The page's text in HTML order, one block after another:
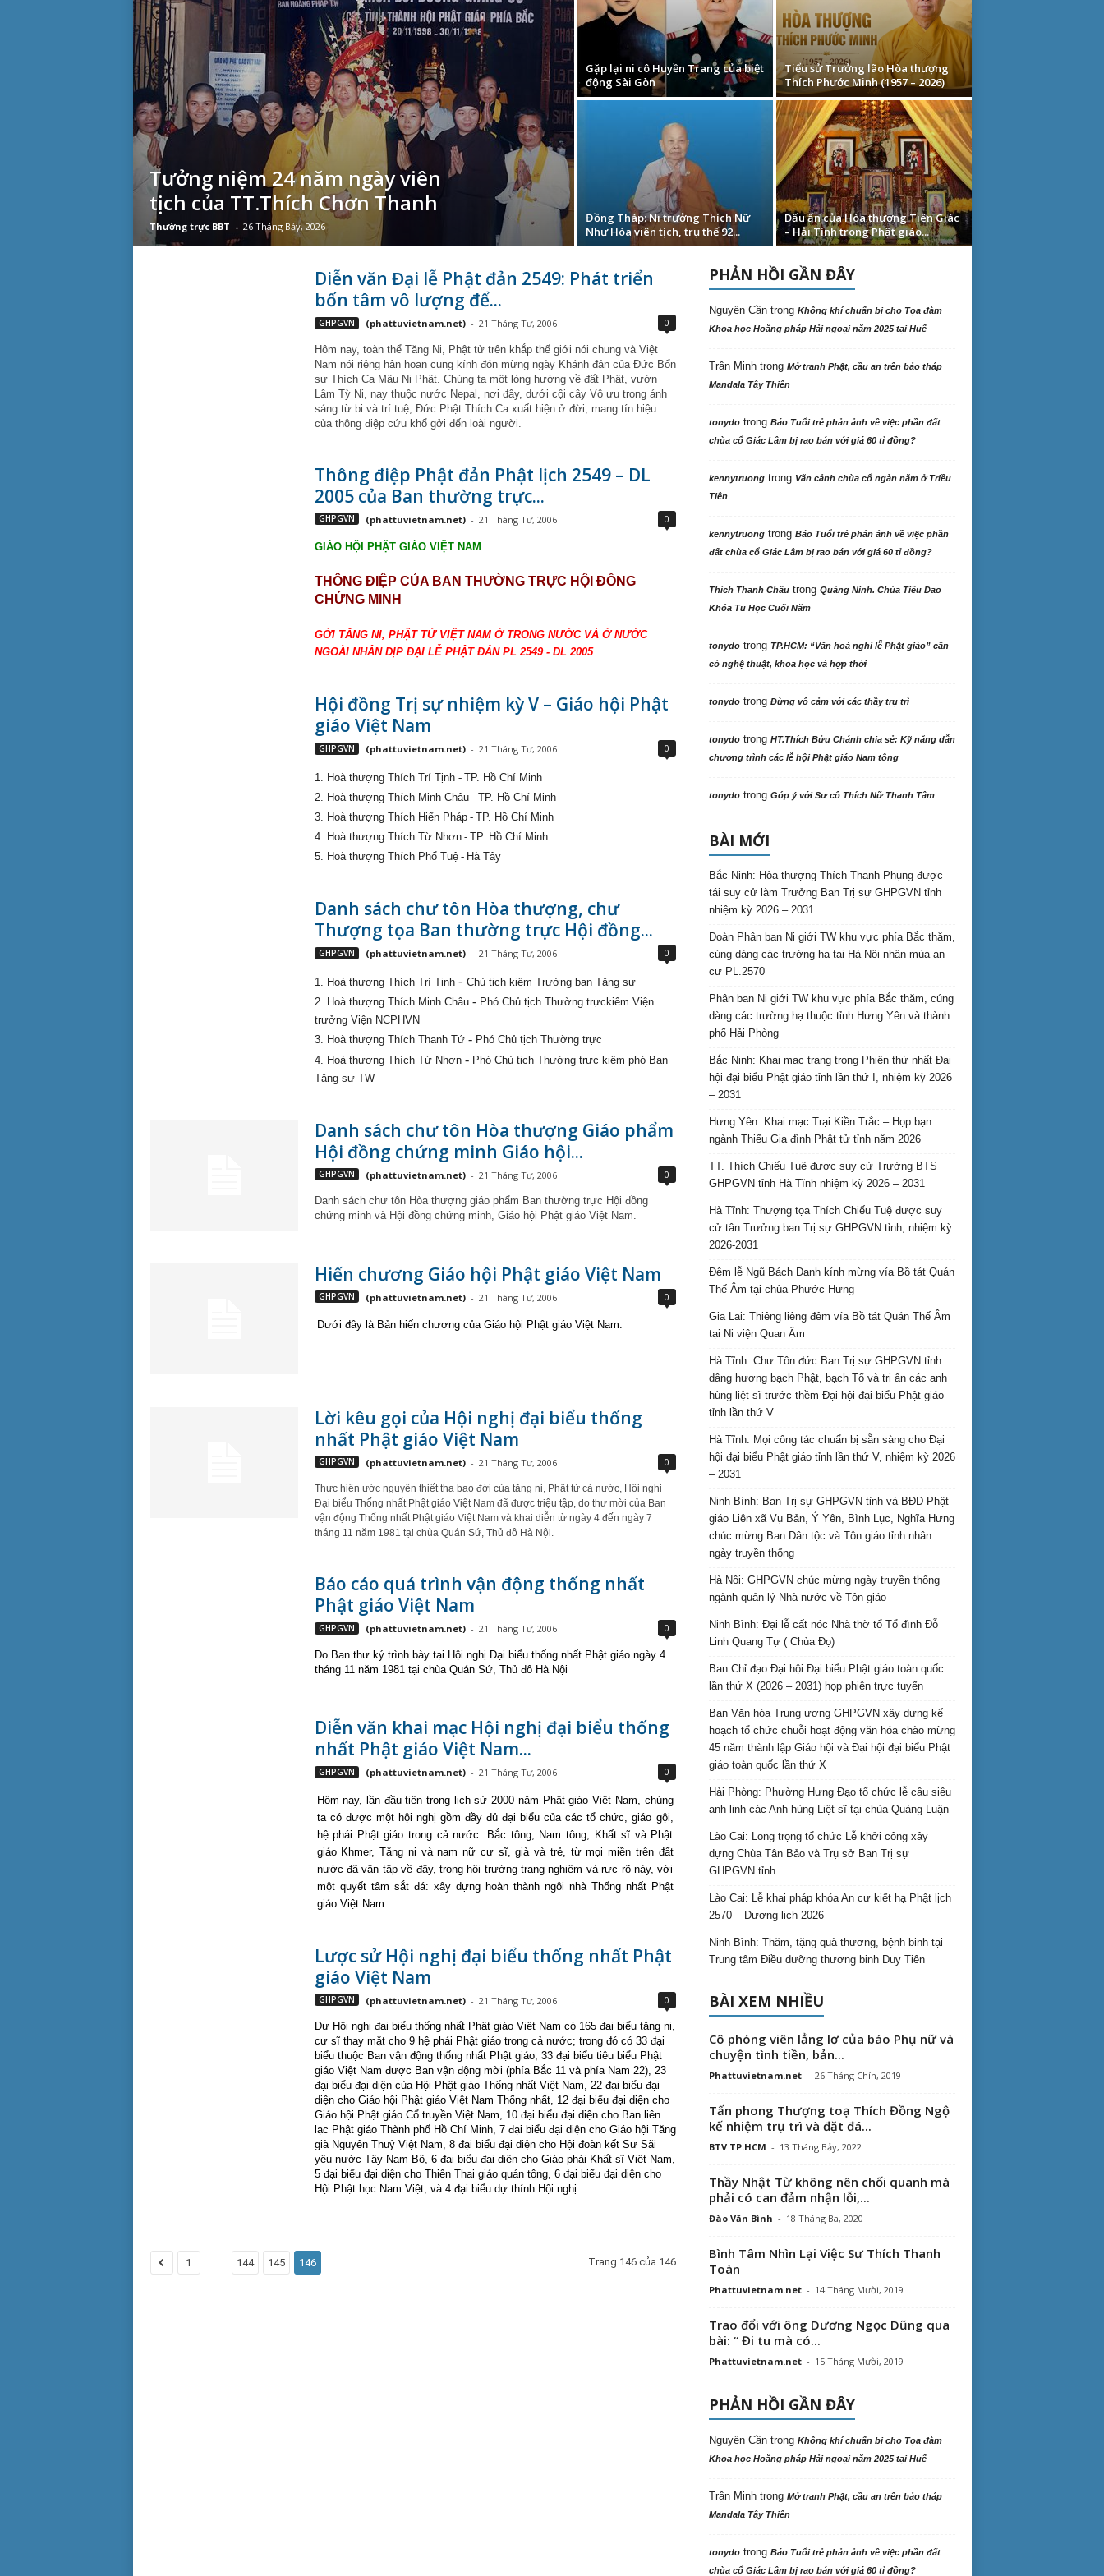
Tưởng niệm 24 năm ngày viên
tịch của TT.Thích Chơn Thanh
Thường trực BBT - 26 Tháng Bảy, 2026
Gặp lại ni cô Huyền Trang của biệt
động Sài Gòn
Tiểu sử Trưởng lão Hòa thượng
Thích Phước Minh (1957 – 2026)
Đồng Tháp: Ni trưởng Thích Nữ
Như Hòa viên tịch, trụ thế 92...
Dấu ấn của Hòa thượng Tiên Giác
– Hải Tịnh trong Phật giáo...
Diễn văn Đại lễ Phật đản 2549: Phát triển
bốn tâm vô lượng để...
GHPGVN (phattuvietnam.net) - 21 Tháng Tư, 2006 0
Hôm nay, toàn thể Tăng Ni, Phật tử trên khắp thế giới nói chung và Việt
Nam nói riêng hân hoan cung kính đón mừng ngày Khánh đản của Đức Bổn
sư Thích Ca Mâu Ni Phật. Chúng ta một lòng hướng về đất Phật, vườn
Lâm Tỳ Ni, nay thuộc nước Nepal, nơi đây, dưới cội cây Vô ưu trong ánh
sáng từ bi và trí tuệ, Đức Phật Thích Ca xuất hiện ở đời, mang tín hiệu
của thông điệp cứu khổ gởi đến loài người.
Thông điệp Phật đản Phật lịch 2549 – DL
2005 của Ban thường trực...
GHPGVN (phattuvietnam.net) - 21 Tháng Tư, 2006 0
GIÁO HỘI PHẬT GIÁO VIỆT NAM
THÔNG ĐIỆP CỦA BAN THƯỜNG TRỰC HỘI ĐỒNG
CHỨNG MINH
GỞI TĂNG NI, PHẬT TỬ VIỆT NAM Ở TRONG NƯỚC VÀ Ở NƯỚC
NGOÀI NHÂN DỊP ĐẠI LỄ PHẬT ĐẢN PL 2549 - DL 2005
Hội đồng Trị sự nhiệm kỳ V – Giáo hội Phật
giáo Việt Nam
GHPGVN (phattuvietnam.net) - 21 Tháng Tư, 2006 0
1. Hoà thượng Thích Trí Tịnh - TP. Hồ Chí Minh
2. Hoà thượng Thích Minh Châu - TP. Hồ Chí Minh
3. Hoà thượng Thích Hiển Pháp- TP. Hồ Chí Minh
4. Hoà thượng Thích Từ Nhơn- TP. Hồ Chí Minh
5. Hoà thượng Thích Phổ Tuệ- Hà Tây
Danh sách chư tôn Hòa thượng, chư
Thượng tọa Ban thường trực Hội đồng...
GHPGVN (phattuvietnam.net) - 21 Tháng Tư, 2006 0
1. Hoà thượng Thích Trí Tịnh- Chủ tịch kiêm Trưởng ban Tăng sự
2. Hoà thượng Thích Minh Châu - Phó Chủ tịch Thường trựckiêm Viện
trưởng Viện NCPHVN
3. Hoà thượng Thích Thanh Tứ- Phó Chủ tịch Thường trực
4. Hoà thượng Thích Từ Nhơn- Phó Chủ tịch Thường trực kiêm phó Ban
Tăng sự TW
Danh sách chư tôn Hòa thượng Giáo phẩm
Hội đồng chứng minh Giáo hội...
GHPGVN (phattuvietnam.net) - 21 Tháng Tư, 2006 0
Danh sách chư tôn Hòa thượng giáo phẩm Ban thường trực Hội đồng
chứng minh và Hội đồng chứng minh, Giáo hội Phật giáo Việt Nam.
Hiến chương Giáo hội Phật giáo Việt Nam
GHPGVN (phattuvietnam.net) - 21 Tháng Tư, 2006 0
Dưới đây là Bản hiến chương của Giáo hội Phật giáo Việt Nam.
Lời kêu gọi của Hội nghị đại biểu thống
nhất Phật giáo Việt Nam
GHPGVN (phattuvietnam.net) - 21 Tháng Tư, 2006 0
Thực hiện ước nguyện thiết tha bao đời của tăng ni, Phật tử cả nước, Hội nghị
Đại biểu Thống nhất Phật giáo Việt Nam đã được triệu tập, do thư mời của Ban
vận động Thống nhất Phật giáo Việt Nam và khai diễn từ ngày 4 đến ngày 7
tháng 11 năm 1981 tại chùa Quán Sứ, Thủ đô Hà Nội.
Báo cáo quá trình vận động thống nhất
Phật giáo Việt Nam
GHPGVN (phattuvietnam.net) - 21 Tháng Tư, 2006 0
Do Ban thư ký trình bày tại Hội nghị Đại biểu thống nhất Phật giáo ngày 4
tháng 11 năm 1981 tại chùa Quán Sứ, Thủ đô Hà Nội
Diễn văn khai mạc Hội nghị đại biểu thống
nhất Phật giáo Việt Nam...
GHPGVN (phattuvietnam.net) - 21 Tháng Tư, 2006 0
Hôm nay, lần đầu tiên trong lịch sử 2000 năm Phật giáo Việt Nam, chúng
ta có được một hội nghị gồm đầy đủ đại biểu của các tổ chức, giáo gội,
hệ phái Phật giáo trong cả nước: Bắc tông, Nam tông, Khất sĩ và Phật
giáo Khmer, Tăng ni và nam nữ cư sĩ, già và trẻ, từ mọi miền trên đất
nước đã vân tập về đây, trong hội trường trang nghiêm và rực rõ này, với
một quyết tâm sắt đá: xây dựng hoàn thành ngôi nhà Thống nhất Phật
giáo Việt Nam.
Lược sử Hội nghị đại biểu thống nhất Phật
giáo Việt Nam
GHPGVN (phattuvietnam.net) - 21 Tháng Tư, 2006 0
Dự Hội nghị đại biểu thống nhất Phật giáo Việt Nam có 165 đại biểu tăng ni,
cư sĩ thay mặt cho 9 hệ phái Phật giáo trong cả nước; trong đó có 33 đại
biểu thuộc Ban vận động thống nhất Phật giáo, 33 đại biểu tiêu biểu Phật
giáo Việt Nam được Ban vận động mời (phía Bắc 11 và phía Nam 22), 23
đại biểu đại diện của Hội Phật giáo Thống nhất Việt Nam, 22 đại biểu đại
diện cho Giáo hội Phật giáo Việt Nam Thống nhất, 12 đại biểu đại diện cho
Giáo hội Phật giáo Cổ truyền Việt Nam, 10 đại biểu đại diện cho Ban liên
lạc Phật giáo Thành phố Hồ Chí Minh, 7 đại biểu đại diện cho Giáo hội Tăng
già Nguyên Thuỷ Việt Nam, 8 đại biểu đại diện cho Hội đoàn kết Sư Sãi
yêu nước Tây Nam Bộ, 6 đại biểu đại diện cho Giáo phái Khất sĩ Việt Nam,
5 đại biểu đại diện cho Thiên Thai giáo quán tông, 6 đại biểu đại diện cho
Hội Phật học Nam Việt, và 4 đại biểu dự thính Hội nghị
1 ... 144 145 146 Trang 146 của 146
PHẢN HỒI GẦN ĐÂY
Nguyên Cầntrong Không khí chuẩn bị cho Tọa đàm
Khoa học Hoằng pháp Hải ngoại năm 2025 tại Huế
Trần Minhtrong Mở tranh Phật, cầu an trên bảo tháp
Mandala Tây Thiên
tonydotrong Báo Tuổi trẻ phản ảnh về việc phần đất
chùa cổ Giác Lâm bị rao bán với giá 60 tỉ đồng?
kennytruongtrong Vãn cảnh chùa cổ ngàn năm ở Triều
Tiên
kennytruongtrong Báo Tuổi trẻ phản ảnh về việc phần
đất chùa cổ Giác Lâm bị rao bán với giá 60 tỉ đồng?
Thích Thanh Châutrong Quảng Ninh. Chùa Tiêu Dao
Khóa Tu Học Cuối Năm
tonydotrong TP.HCM: “Văn hoá nghi lễ Phật giáo” cần
có nghệ thuật, khoa học và hợp thời
tonydotrong Đừng vô cảm với các thầy trụ trì
tonydotrong HT.Thích Bửu Chánh chia sẻ: Kỹ năng dẫn
chương trình các lễ hội Phật giáo Nam tông
tonydotrong Góp ý với Sư cô Thích Nữ Thanh Tâm
BÀI MỚI
Bắc Ninh: Hòa thượng Thích Thanh Phụng được
tái suy cử làm Trưởng Ban Trị sự GHPGVN tỉnh
nhiệm kỳ 2026 – 2031
Đoàn Phân ban Ni giới TW khu vực phía Bắc thăm,
cúng dàng các trường hạ tại Hà Nội nhân mùa an
cư PL.2570
Phân ban Ni giới TW khu vực phía Bắc thăm, cúng
dàng các trường hạ thuộc tỉnh Hưng Yên và thành
phố Hải Phòng
Bắc Ninh: Khai mạc trang trọng Phiên thứ nhất Đại
hội đại biểu Phật giáo tỉnh lần thứ I, nhiệm kỳ 2026
– 2031
Hưng Yên: Khai mạc Trại Kiền Trắc – Họp bạn
ngành Thiếu Gia đình Phật tử tỉnh năm 2026
TT. Thích Chiếu Tuệ được suy cử Trưởng BTS
GHPGVN tỉnh Hà Tĩnh nhiệm kỳ 2026 – 2031
Hà Tĩnh: Thượng tọa Thích Chiếu Tuệ được suy
cử tân Trưởng ban Trị sự GHPGVN tỉnh, nhiệm kỳ
2026-2031
Đêm lễ Ngũ Bách Danh kính mừng vía Bồ tát Quán
Thế Âm tại chùa Phước Hưng
Gia Lai: Thiêng liêng đêm vía Bồ tát Quán Thế Âm
tại Ni viện Quan Âm
Hà Tĩnh: Chư Tôn đức Ban Trị sự GHPGVN tỉnh
dâng hương bạch Phật, bạch Tổ và tri ân các anh
hùng liệt sĩ trước thềm Đại hội đại biểu Phật giáo
tỉnh lần thứ V
Hà Tĩnh: Mọi công tác chuẩn bị sẵn sàng cho Đại
hội đại biểu Phật giáo tỉnh lần thứ V, nhiệm kỳ 2026
– 2031
Ninh Bình: Ban Trị sự GHPGVN tỉnh và BĐD Phật
giáo Liên xã Vụ Bản, Ý Yên, Bình Lục, Nghĩa Hưng
chúc mừng Ban Dân tộc và Tôn giáo tỉnh nhân
ngày truyền thống
Hà Nội: GHPGVN chúc mừng ngày truyền thống
ngành quản lý Nhà nước về Tôn giáo
Ninh Bình: Đại lễ cất nóc Nhà thờ tổ Tổ đình Đỗ
Linh Quang Tự ( Chùa Đọ)
Ban Chỉ đạo Đại hội Đại biểu Phật giáo toàn quốc
lần thứ X (2026 – 2031) họp phiên trực tuyến
Ban Văn hóa Trung ương GHPGVN xây dựng kế
hoạch tổ chức chuỗi hoạt động văn hóa chào mừng
45 năm thành lập Giáo hội và Đại hội đại biểu Phật
giáo toàn quốc lần thứ X
Hải Phòng: Phường Hưng Đạo tổ chức lễ cầu siêu
anh linh các Anh hùng Liệt sĩ tại chùa Quảng Luận
Lào Cai: Long trọng tổ chức Lễ khởi công xây
dựng Chùa Tân Bảo và Trụ sở Ban Trị sự
GHPGVN tỉnh
Lào Cai: Lễ khai pháp khóa An cư kiết hạ Phật lịch
2570 – Dương lịch 2026
Ninh Bình: Thăm, tặng quà thương, bệnh binh tại
Trung tâm Điều dưỡng thương binh Duy Tiên
BÀI XEM NHIỀU
Cô phóng viên lẳng lơ của báo Phụ nữ và
chuyện tình tiền, bản...
Phattuvietnam.net - 26 Tháng Chín, 2019
Tấn phong Thượng toạ Thích Đồng Ngộ
kế nhiệm trụ trì và đặt đá...
BTV TP.HCM - 13 Tháng Bảy, 2022
Thầy Nhật Từ không nên chối quanh mà
phải có can đảm nhận lỗi,...
Đào Văn Bình - 18 Tháng Ba, 2020
Bình Tâm Nhìn Lại Việc Sư Thích Thanh
Toàn
Phattuvietnam.net - 14 Tháng Mười, 2019
Trao đổi với ông Dương Ngọc Dũng qua
bài: “ Đi tu mà có...
Phattuvietnam.net - 15 Tháng Mười, 2019
PHẢN HỒI GẦN ĐÂY
Nguyên Cầntrong Không khí chuẩn bị cho Tọa đàm
Khoa học Hoằng pháp Hải ngoại năm 2025 tại Huế
Trần Minhtrong Mở tranh Phật, cầu an trên bảo tháp
Mandala Tây Thiên
tonydotrong Báo Tuổi trẻ phản ảnh về việc phần đất
chùa cổ Giác Lâm bị rao bán với giá 60 tỉ đồng?